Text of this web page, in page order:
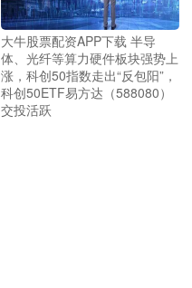
大牛股票配资APP下载 半导
体、光纤等算力硬件板块强势上
涨，科创50指数走出“反包阳”，
科创50ETF易方达（588080）
交投活跃